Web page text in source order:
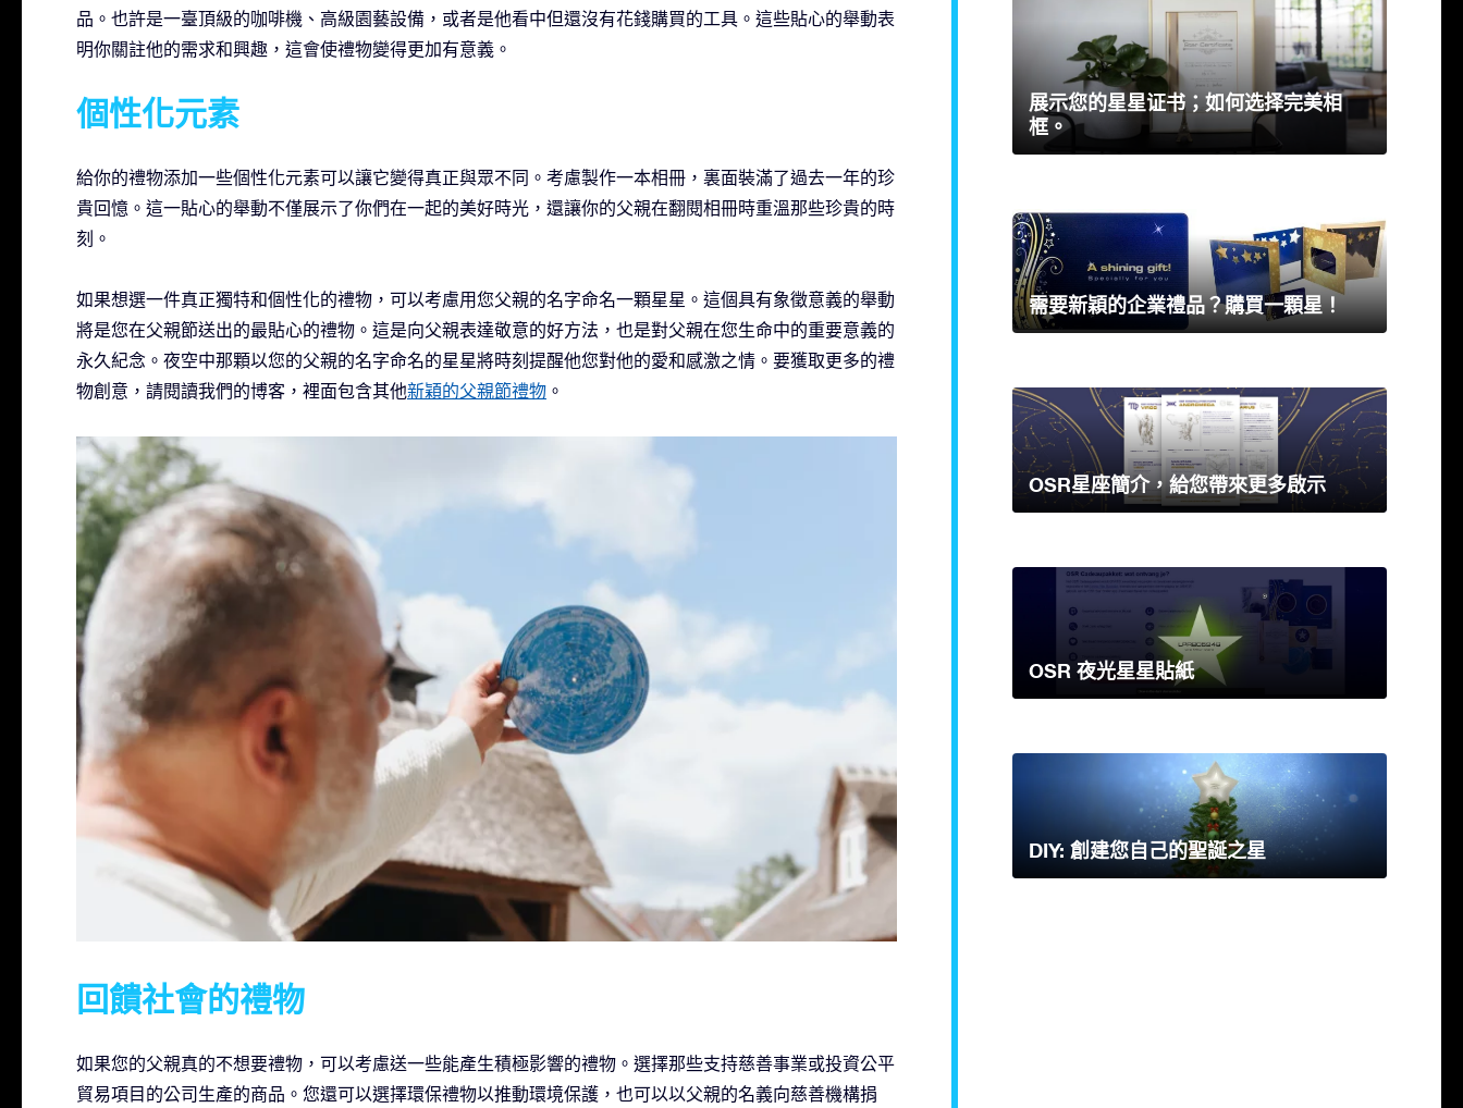
品。也許是一臺頂級的咖啡機、高級園藝設備，或者是他看中但還沒有花錢購買的工具。這些貼心的舉動表
明你關註他的需求和興趣，這會使禮物變得更加有意義。
個性化元素
給你的禮物添加一些個性化元素可以讓它變得真正與眾不同。考慮製作一本相冊，裏面裝滿了過去一年的珍
貴回憶。這一貼心的舉動不僅展示了你們在一起的美好時光，還讓你的父親在翻閱相冊時重溫那些珍貴的時
刻。
如果想選一件真正獨特和個性化的禮物，可以考慮用您父親的名字命名一顆星星。這個具有象徵意義的舉動
將是您在父親節送出的最貼心的禮物。這是向父親表達敬意的好方法，也是對父親在您生命中的重要意義的
永久紀念。夜空中那顆以您的父親的名字命名的星星將時刻提醒他您對他的愛和感激之情。要獲取更多的禮
物創意，請閱讀我們的博客，裡面包含其他新穎的父親節禮物 。
回饋社會的禮物
如果您的父親真的不想要禮物，可以考慮送一些能產生積極影響的禮物。選擇那些支持慈善事業或投資公平
貿易項目的公司生產的商品。您還可以選擇環保禮物以推動環境保護，也可以以父親的名義向慈善機構捐
展示您的星星证书；如何选择完美相
框。
需要新穎的企業禮品？購買一顆星！
OSR星座簡介，給您帶來更多啟示
OSR 夜光星星貼紙
DIY: 創建您自己的聖誕之星